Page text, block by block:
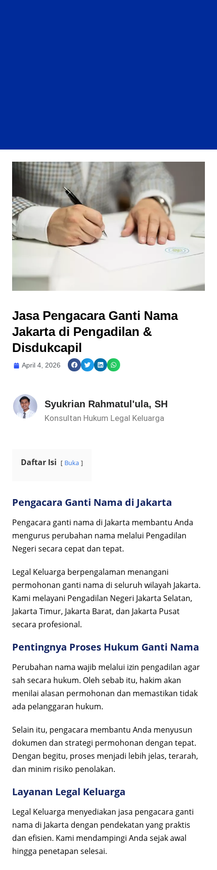
Jasa Pengacara Ganti Nama
Jakarta di Pengadilan &
Disdukcapil
April 4, 2026
Syukrian Rahmatul'ula, SH
Konsultan Hukum Legal Keluarga
Daftar Isi Buka
Pengacara Ganti Nama di Jakarta
Pengacara ganti nama di Jakarta membantu Anda
mengurus perubahan nama melalui Pengadilan
Negeri secara cepat dan tepat.
Legal Keluarga berpengalaman menangani
permohonan ganti nama di seluruh wilayah Jakarta.
Kami melayani Pengadilan Negeri Jakarta Selatan,
Jakarta Timur, Jakarta Barat, dan Jakarta Pusat
secara profesional.
Pentingnya Proses Hukum Ganti Nama
Perubahan nama wajib melalui izin pengadilan agar
sah secara hukum. Oleh sebab itu, hakim akan
menilai alasan permohonan dan memastikan tidak
ada pelanggaran hukum.
Selain itu, pengacara membantu Anda menyusun
dokumen dan strategi permohonan dengan tepat.
Dengan begitu, proses menjadi lebih jelas, terarah,
dan minim risiko penolakan.
Layanan Legal Keluarga
Legal Keluarga menyediakan jasa pengacara ganti
nama di Jakarta dengan pendekatan yang praktis
dan efisien. Kami mendampingi Anda sejak awal
hingga penetapan selesai.